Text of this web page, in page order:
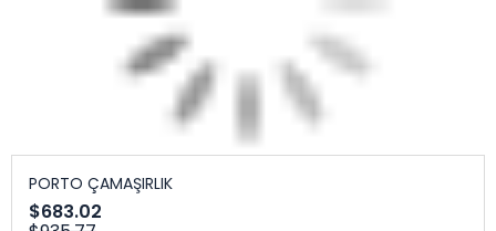
PORTO ÇAMAŞIRLIK
$683.02